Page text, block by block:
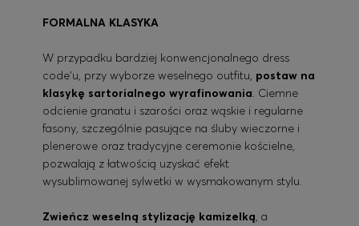
FORMALNA KLASYKA
W przypadku bardziej konwencjonalnego dress
code'u, przy wyborze weselnego outfitu, postaw na
klasykę sartorialnego wyrafinowania. Ciemne
odcienie granatu i szarości oraz wąskie i regularne
fasony, szczególnie pasujące na śluby wieczorne i
plenerowe oraz tradycyjne ceremonie kościelne,
pozwalają z łatwością uzyskać efekt
wysublimowanej sylwetki w wysmakowanym stylu.
Zwieńcz weselną stylizację kamizelką, a